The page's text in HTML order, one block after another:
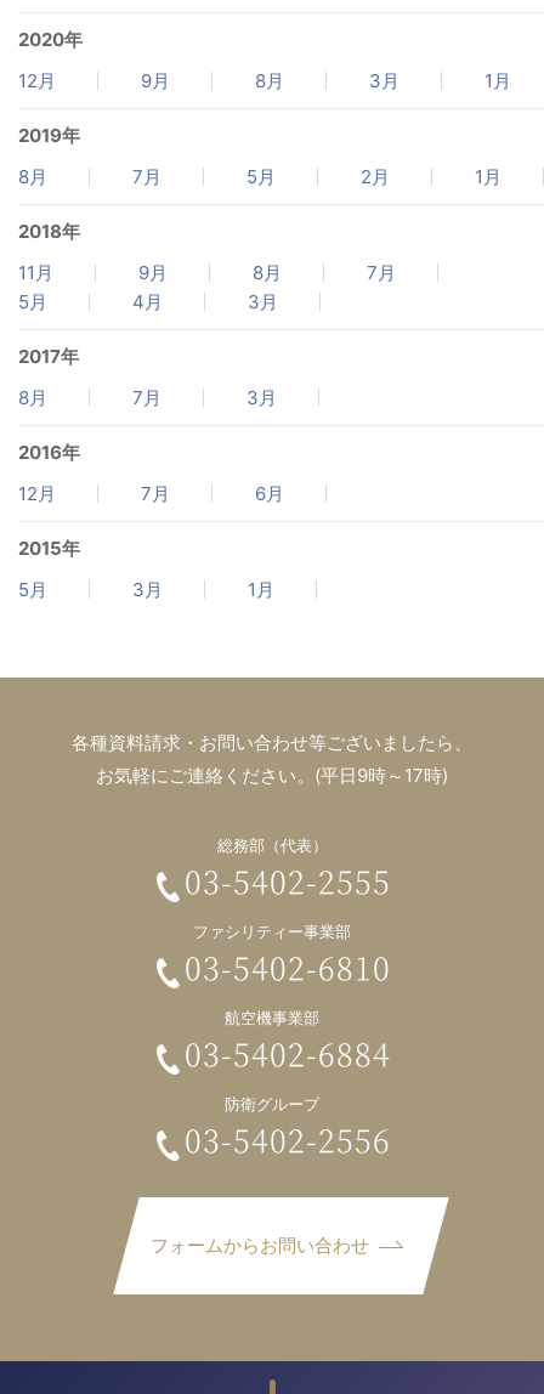
2020年
12月
9月 8月 3月 1月
2019年
8月
7月 5月 2月 1月
2018年
11月
9月 8月
7月
5月
4月 3月
2017年
8月
7月 3月
2016年
12月
7月 6月
2015年
5月
3月 1月
各種資料請求・お問い合わせ等ございましたら、
お気軽にご連絡ください。(平日9時～17時)
フォームからお問い合わせ
総務部（代表）
03-5402-2555
ファシリティー事業部
03-5402-6810
航空機事業部
03-5402-6884
防衛グループ
03-5402-2556